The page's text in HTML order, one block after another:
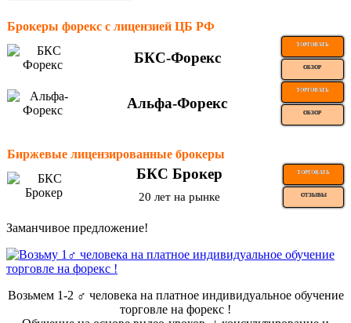
Брокеры форекс с лицензией ЦБ РФ
БКС-Форекс
ТОРГОВАТЬ
ОБЗОР
Альфа-Форекс
ТОРГОВАТЬ
ОБЗОР
Биржевые лицензированные брокеры
БКС Брокер ТОРГОВАТЬ
20 лет на рынке ОТЗЫВЫ
Заманчивое предложение!
Возьмем 1-2 ‍♂️ человека на платное индивидуальное обучение
торговле на форекс !